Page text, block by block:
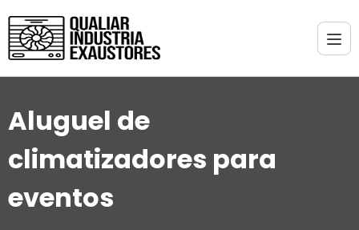
Aluguel de
climatizadores para
eventos